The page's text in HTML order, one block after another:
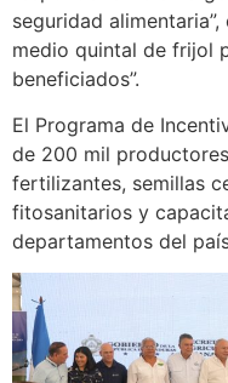
seguridad
medio quintal de frijol
beneficiados”.
El Programa de
de 200 mil
fertilizantes, semillas
fitosanitarios y
departamentos del